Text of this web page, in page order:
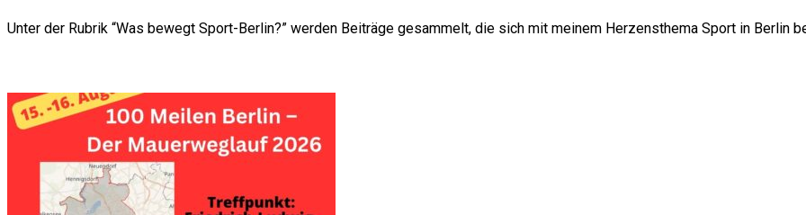
Unter der Rubrik “Was bewegt Sport-Berlin?” werden Beiträge gesammelt, die sich mit meinem Herzensthema Sport in Berlin